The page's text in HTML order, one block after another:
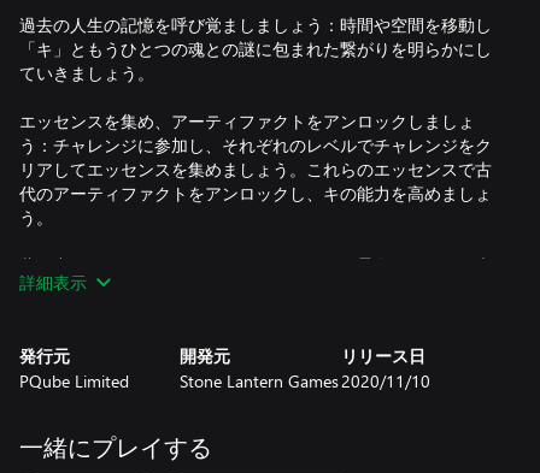
過去の人生の記憶を呼び覚ましましょう：時間や空間を移動し
「キ」ともうひとつの魂との謎に包まれた繋がりを明らかにし
ていきましょう。
エッセンスを集め、アーティファクトをアンロックしましょ
う：チャレンジに参加し、それぞれのレベルでチャレンジをク
リアしてエッセンスを集めましょう。これらのエッセンスで古
代のアーティファクトをアンロックし、キの能力を高めましょ
う。
夢の中にいるようなアートスタイル：周りの景色を鮮やかに表
現した背景と美しい手書きのイラストが、キとエヴァーゲート
魅惑的なサウンドトラック：それぞれのシーンに合わせ作曲さ
れた音楽を、オーケストラがエレガントに生演奏したオリジナ
詳細表示
発行元
PQube Limited
開発元
Stone Lantern Games
リリース日
2020/11/10
一緒にプレイする